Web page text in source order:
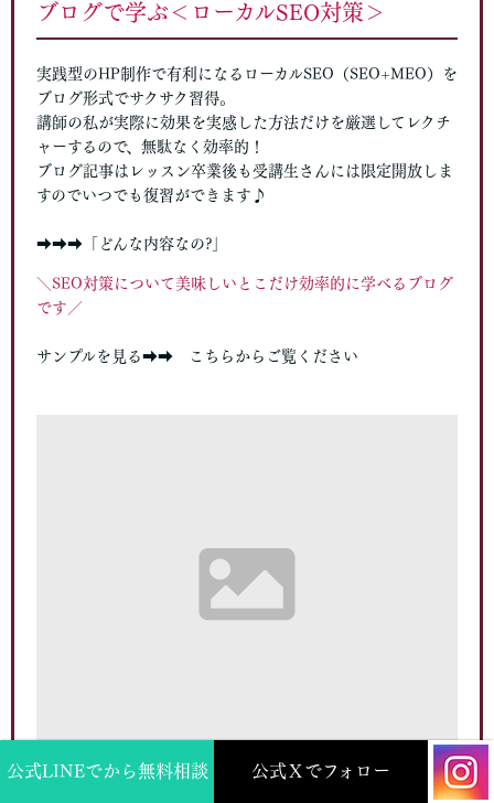
公式LINEでから無料相談 公式Ｘでフォロー
ブログで学ぶ＜ローカルSEO対策＞
実践型のHP制作で有利になるローカルSEO（SEO+MEO）を
ブログ形式でサクサク習得。
講師の私が実際に効果を実感した方法だけを厳選してレクチ
ャーするので、無駄なく効率的！
ブログ記事はレッスン卒業後も受講生さんには限定開放しま
すのでいつでも復習ができます♪
➡➡➡ 「どんな内容なの?」
＼SEO対策について美味しいとこだけ効率的に学べるブログ
です／
サンプルを見る➡➡ こちらからご覧ください